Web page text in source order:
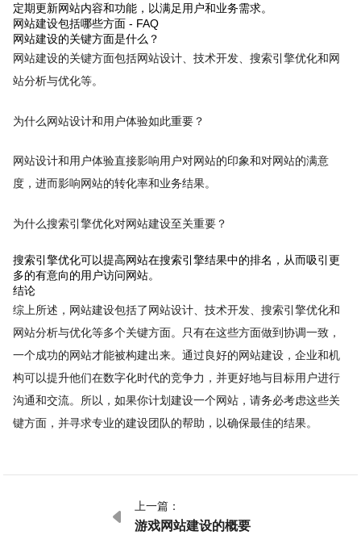
定期更新网站内容和功能，以满足用户和业务需求。
网站建设包括哪些方面 - FAQ
网站建设的关键方面是什么？
网站建设的关键方面包括网站设计、技术开发、搜索引擎优化和网
站分析与优化等。
为什么网站设计和用户体验如此重要？
网站设计和用户体验直接影响用户对网站的印象和对网站的满意
度，进而影响网站的转化率和业务结果。
为什么搜索引擎优化对网站建设至关重要？
搜索引擎优化可以提高网站在搜索引擎结果中的排名，从而吸引更
多的有意向的用户访问网站。
结论
综上所述，网站建设包括了网站设计、技术开发、搜索引擎优化和
网站分析与优化等多个关键方面。只有在这些方面做到协调一致，
一个成功的网站才能被构建出来。通过良好的网站建设，企业和机
构可以提升他们在数字化时代的竞争力，并更好地与目标用户进行
沟通和交流。所以，如果你计划建设一个网站，请务必考虑这些关
键方面，并寻求专业的建设团队的帮助，以确保最佳的结果。

上一篇：
游戏网站建设的概要